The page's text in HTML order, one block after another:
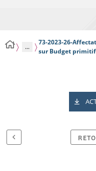
...
73-2023-26-
sur Budget